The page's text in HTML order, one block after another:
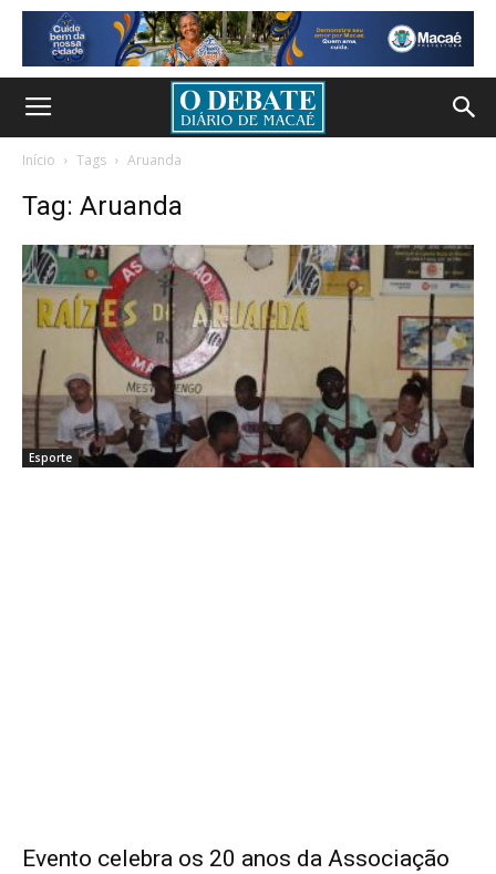
Início Tags Aruanda
Tag: Aruanda
Esporte
Evento celebra os 20 anos da Associação